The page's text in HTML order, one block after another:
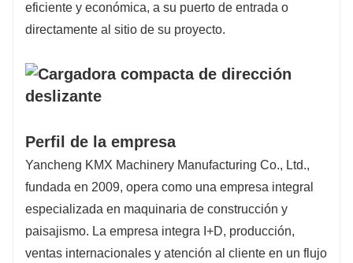
eficiente y económica, a su puerto de entrada o
directamente al sitio de su proyecto.
Perfil de la empresa
Yancheng KMX Machinery Manufacturing Co., Ltd.,
fundada en 2009, opera como una empresa integral
especializada en maquinaria de construcción y
paisajismo. La empresa integra I+D, producción,
ventas internacionales y atención al cliente en un flujo